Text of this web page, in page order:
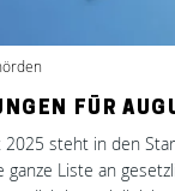
FÜR
2025 steht in den
ganze Liste an